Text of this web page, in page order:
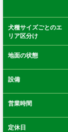
犬種サイズごとのエ
リア区分け
地面の状態
設備
営業時間
定休日